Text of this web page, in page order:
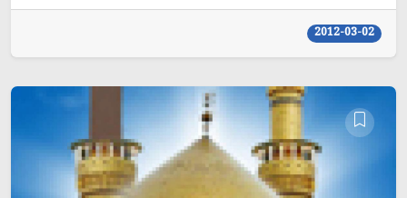
2012-03-02